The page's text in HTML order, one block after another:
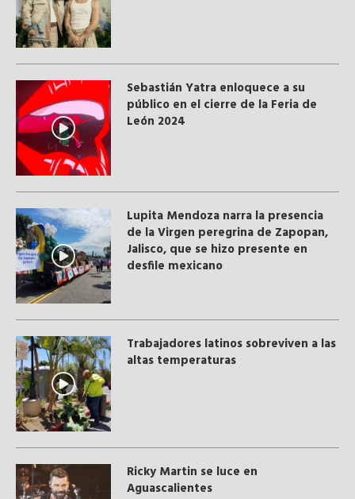
Sebastián Yatra enloquece a su
público en el cierre de la Feria de
León 2024
Lupita Mendoza narra la presencia
de la Virgen peregrina de Zapopan,
Jalisco, que se hizo presente en
desfile mexicano
Trabajadores latinos sobreviven a las
altas temperaturas
Ricky Martin se luce en
Aguascalientes